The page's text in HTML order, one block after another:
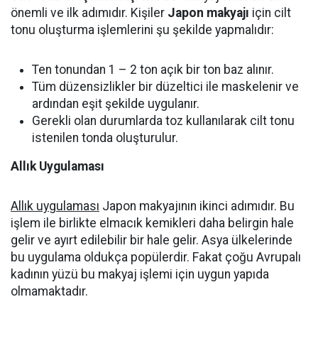
önemli ve ilk adımıdır. Kişiler Japon makyajı için cilt
tonu oluşturma işlemlerini şu şekilde yapmalıdır:
Ten tonundan 1 – 2 ton açık bir ton baz alınır.
Tüm düzensizlikler bir düzeltici ile maskelenir ve
ardından eşit şekilde uygulanır.
Gerekli olan durumlarda toz kullanılarak cilt tonu
istenilen tonda oluşturulur.
Allık Uygulaması
Allık uygulaması Japon makyajının ikinci adımıdır. Bu
işlem ile birlikte elmacık kemikleri daha belirgin hale
gelir ve ayırt edilebilir bir hale gelir. Asya ülkelerinde
bu uygulama oldukça popülerdir. Fakat çoğu Avrupalı
kadının yüzü bu makyaj işlemi için uygun yapıda
olmamaktadır.